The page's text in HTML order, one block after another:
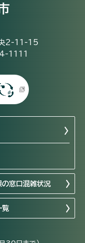
央2-11-15
1111
の窓口混雑状況
覧